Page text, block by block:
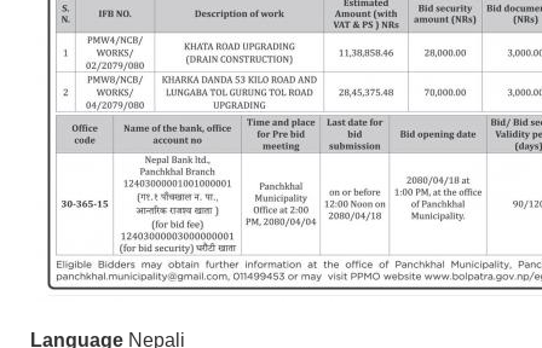
Language Nepali